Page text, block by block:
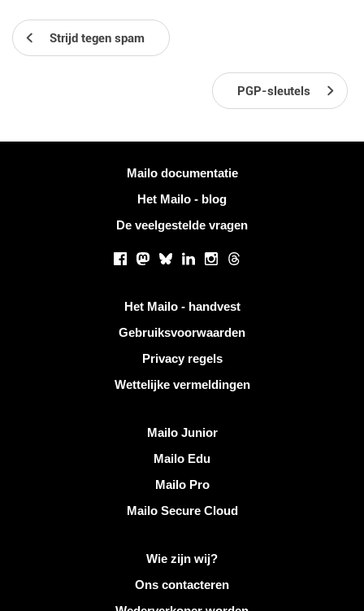
Strijd tegen spam
PGP-sleutels
Mailo documentatie
Het Mailo - blog
De veelgestelde vragen
Facebook
Mastodon
BlueskyLinkedInInstagram
Threads
Het Mailo - handvest
Gebruiksvoorwaarden
Privacy regels
Wettelijke vermeldingen
Mailo Junior
Mailo Edu
Mailo Pro
Mailo Secure Cloud
Meer informatie over MailoWie zijn wij?
Ons contacteren